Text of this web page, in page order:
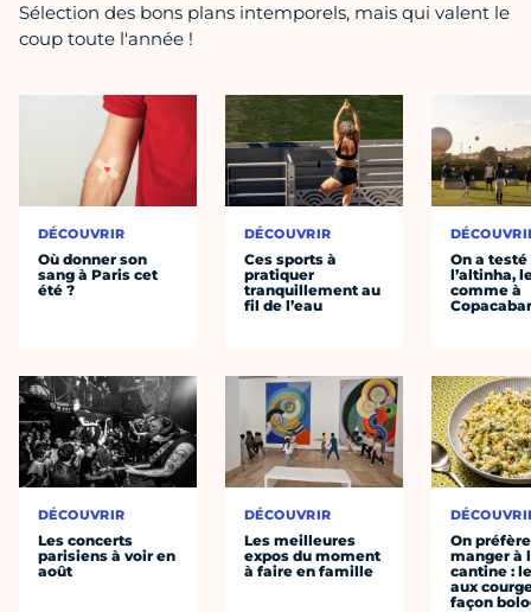
Sélection des bons plans intemporels, mais qui valent le
coup toute l'année !
DÉCOUVRIR
Où donner son
sang à Paris cet
été ?
DÉCOUVRIR
Les concerts
parisiens à voir en
août
DÉCOUVRIR
Ces sports à
pratiquer
tranquillement au
fil de l’eau
DÉCOUVRIR
Les meilleures
expos du moment
à faire en famille
On a testé
l’altinha,
comme à
On préfère
manger à
cantine :
aux
façon